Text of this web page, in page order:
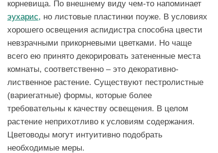
корневища. По внешнему виду чем-то напоминает
эухарис, но листовые пластинки поуже. В условиях
хорошего освещения аспидистра способна цвести
невзрачными прикорневыми цветками. Но чаще
всего ею принято декорировать затененные места
комнаты, соответственно – это декоративно-
лиственное растение. Существуют пестролистные
(вариегатные) формы, которые более
требовательны к качеству освещения. В целом
растение неприхотливо к условиям содержания.
Цветоводы могут интуитивно подобрать
необходимые меры.